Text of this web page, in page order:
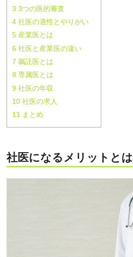
3 3つの医的審査
4 社医の適性とやりがい
5 産業医とは
6 社医と産業医の違い
7 嘱託医とは
8 専属医とは
9 社医の年収
10 社医の求人
11
まとめ
社医になるメリットとは